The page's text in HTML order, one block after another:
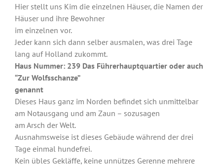
Hier stellt uns Kim die einzelnen Häuser, die Namen der
Häuser und ihre Bewohner
im einzelnen vor.
Jeder kann sich dann selber ausmalen, was drei Tage
lang auf Holland zukommt.
Haus Nummer: 239 Das Führerhauptquartier oder auch
“Zur Wolfsschanze”
genannt
Dieses Haus ganz im Norden befindet sich unmittelbar
am Notausgang und am Zaun – sozusagen
am Arsch der Welt.
Ausnahmsweise ist dieses Gebäude während der drei
Tage einmal hundefrei.
Kein übles Gekläffe, keine unnützes Gerenne mehrere